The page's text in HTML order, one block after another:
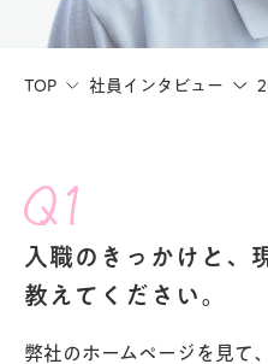
TOP 社員インタビュー
入職のきっかけと、
教えてください。
弊社のホームページを見て